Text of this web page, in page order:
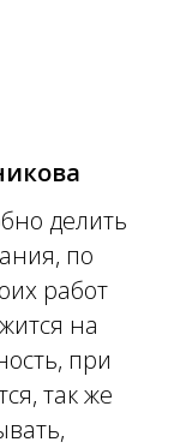
делить
по
работ
на
при
так же